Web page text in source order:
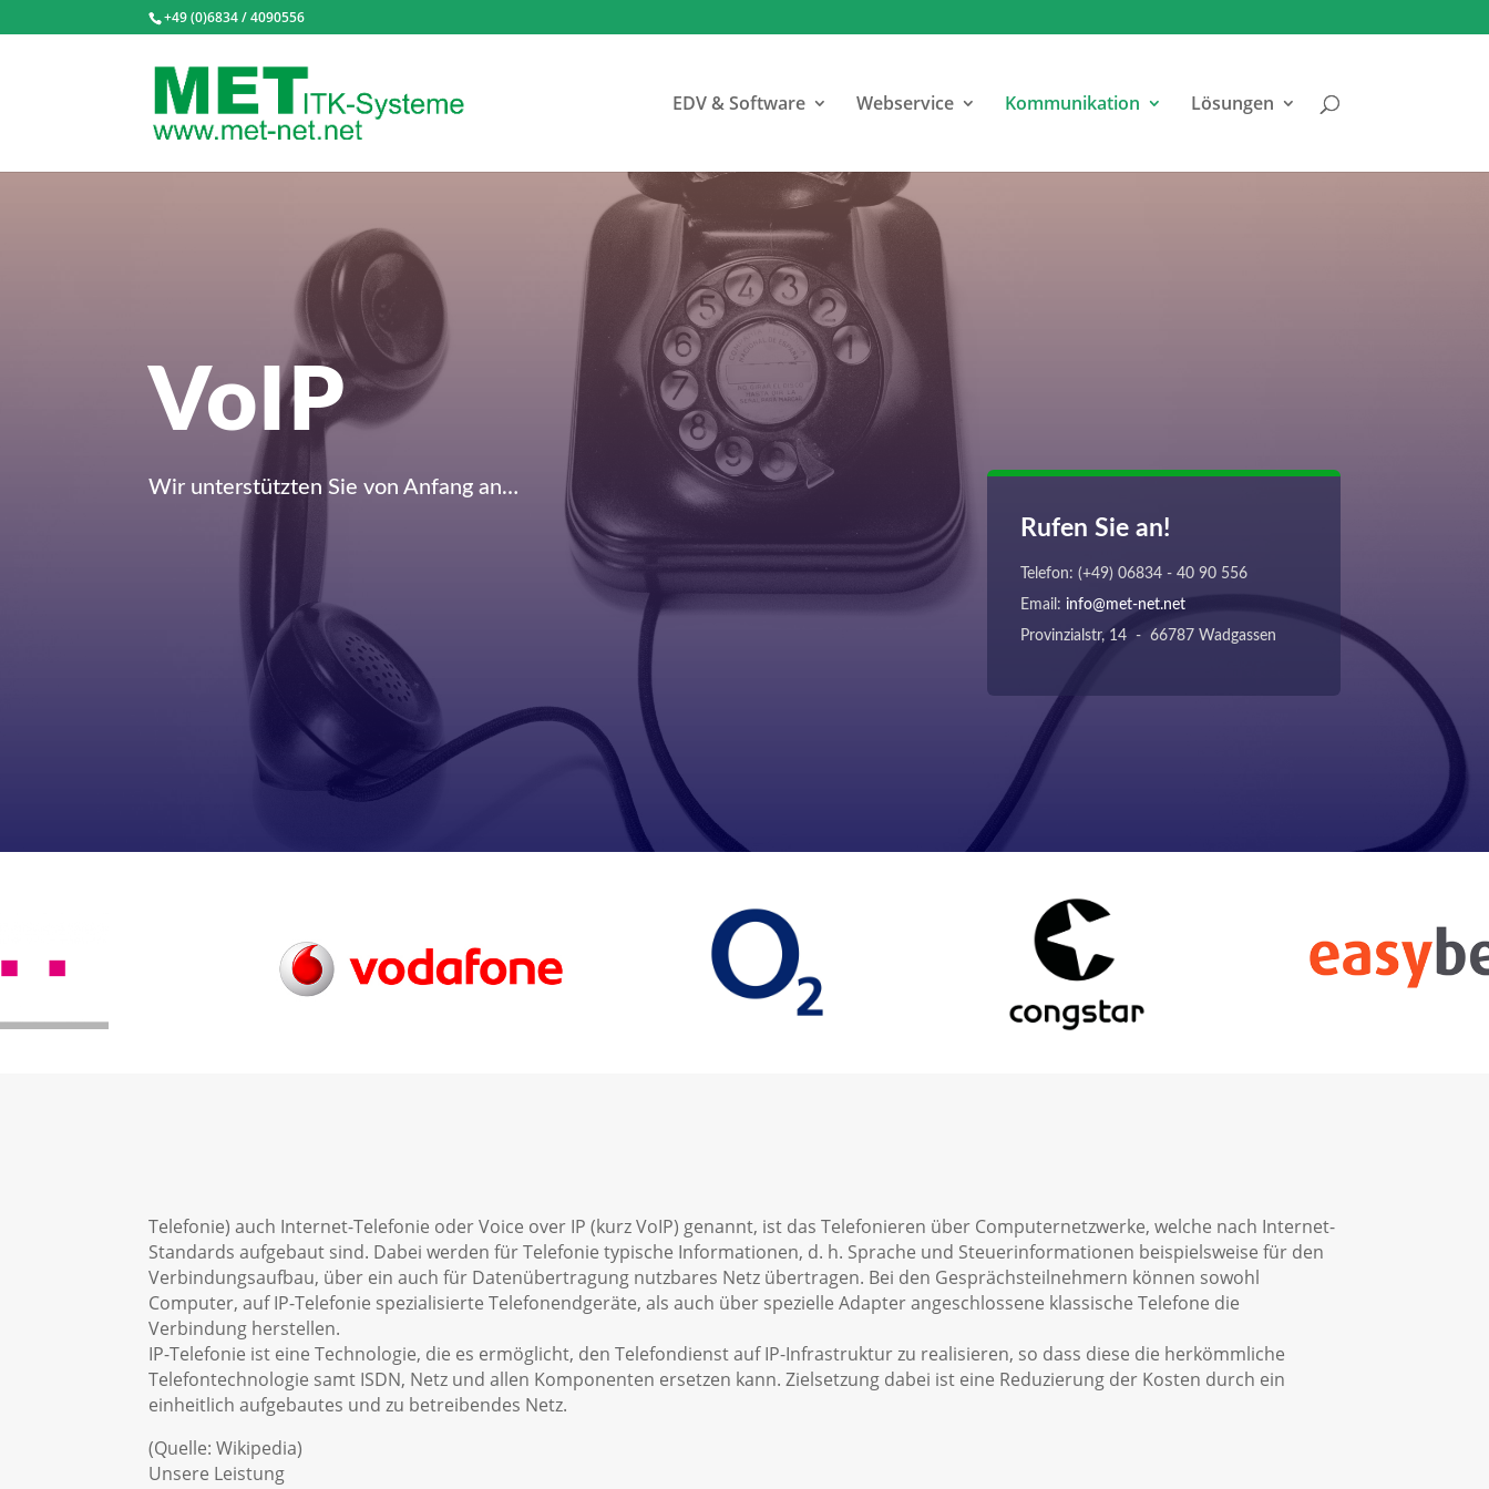
+49 (0)6834 / 4090556
EDV & Software Webservice Kommunikation Lösungen
VoIP
Wir unterstützten Sie von Anfang an…
Rufen Sie an!
Telefon: (+49) 06834 - 40 90 556
Email: info@met-net.net
Provinzialstr, 14 - 66787 Wadgassen
Telefonie) auch Internet-Telefonie oder Voice over IP (kurz VoIP) genannt, ist das Telefonieren über Computernetzwerke, welche nach Internet-
Standards aufgebaut sind. Dabei werden für Telefonie typische Informationen, d. h. Sprache und Steuerinformationen beispielsweise für den
Verbindungsaufbau, über ein auch für Datenübertragung nutzbares Netz übertragen. Bei den Gesprächsteilnehmern können sowohl
Computer, auf IP-Telefonie spezialisierte Telefonendgeräte, als auch über spezielle Adapter angeschlossene klassische Telefone die
Verbindung herstellen.
IP-Telefonie ist eine Technologie, die es ermöglicht, den Telefondienst auf IP-Infrastruktur zu realisieren, so dass diese die herkömmliche
Telefontechnologie samt ISDN, Netz und allen Komponenten ersetzen kann. Zielsetzung dabei ist eine Reduzierung der Kosten durch ein
einheitlich aufgebautes und zu betreibendes Netz.
(Quelle: Wikipedia)
Unsere Leistung